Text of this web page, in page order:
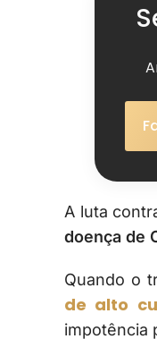
A luta
doença de
Quando o
de alto
impotência